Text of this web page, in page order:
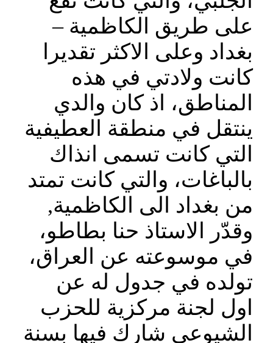
على طريق الكاظمية –
بغداد وعلى الاكثر تقديرا
كانت ولادتي في هذه
المناطق، اذ كان والدي
ينتقل في منطقة العطيفية
التي كانت تسمى انذاك
بالباغات، والتي كانت تمتد
من بغداد الى الكاظمية,
وقدّر الاستاذ حنا بطاطو،
في موسوعته عن العراق،
تولده في جدول له عن
اول لجنة مركزية للحزب
الشيوعي شارك فيها بسنة